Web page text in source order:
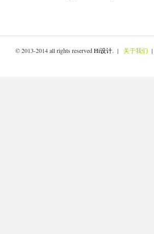
© 2013-2014 all rights reservedHi设计. | 关于我们 |